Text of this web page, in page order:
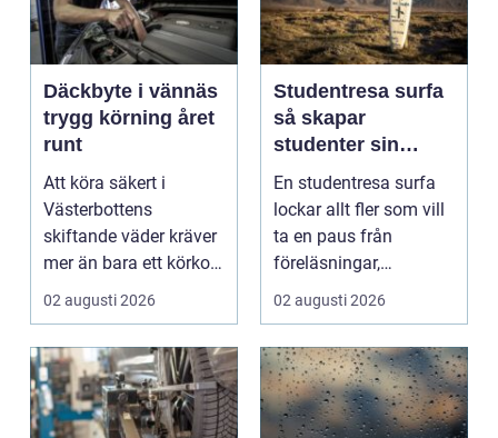
Däckbyte i vännäs
trygg körning året
runt
Att köra säkert i
Västerbottens
skiftande väder kräver
mer än bara ett körkort
och en pålitlig bil. ...
02 augusti 2026
Studentresa surfa
så skapar
studenter sin
ultimata paus från
plugget
En studentresa surfa
lockar allt fler som vill
ta en paus från
föreläsningar,
tentaplugg och sena
02 augusti 2026